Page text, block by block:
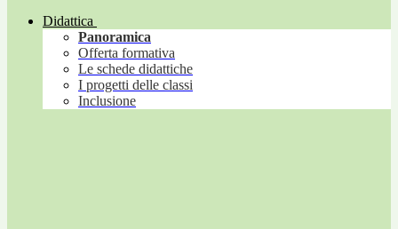
Didattica
Panoramica
Offerta formativa
Le schede didattiche
I progetti delle classi
Inclusione